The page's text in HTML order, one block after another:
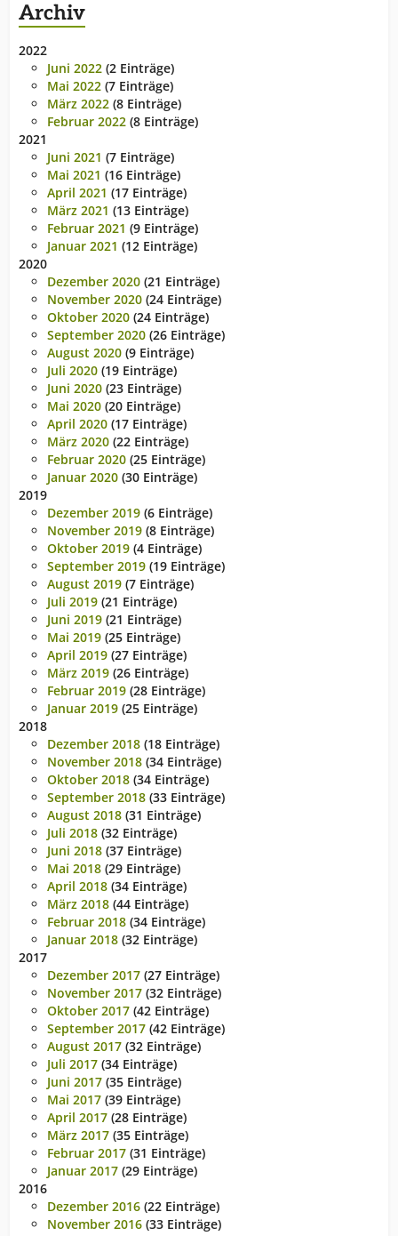
Archiv
2022
Juni 2022 (2 Einträge)
Mai 2022 (7 Einträge)
März 2022 (8 Einträge)
Februar 2022 (8 Einträge)
2021
Juni 2021 (7 Einträge)
Mai 2021 (16 Einträge)
April 2021 (17 Einträge)
März 2021 (13 Einträge)
Februar 2021 (9 Einträge)
Januar 2021 (12 Einträge)
2020
Dezember 2020 (21 Einträge)
November 2020 (24 Einträge)
Oktober 2020 (24 Einträge)
September 2020 (26 Einträge)
August 2020 (9 Einträge)
Juli 2020 (19 Einträge)
Juni 2020 (23 Einträge)
Mai 2020 (20 Einträge)
April 2020 (17 Einträge)
März 2020 (22 Einträge)
Februar 2020 (25 Einträge)
Januar 2020 (30 Einträge)
2019
Dezember 2019 (6 Einträge)
November 2019 (8 Einträge)
Oktober 2019 (4 Einträge)
September 2019 (19 Einträge)
August 2019 (7 Einträge)
Juli 2019 (21 Einträge)
Juni 2019 (21 Einträge)
Mai 2019 (25 Einträge)
April 2019 (27 Einträge)
März 2019 (26 Einträge)
Februar 2019 (28 Einträge)
Januar 2019 (25 Einträge)
2018
Dezember 2018 (18 Einträge)
November 2018 (34 Einträge)
Oktober 2018 (34 Einträge)
September 2018 (33 Einträge)
August 2018 (31 Einträge)
Juli 2018 (32 Einträge)
Juni 2018 (37 Einträge)
Mai 2018 (29 Einträge)
April 2018 (34 Einträge)
März 2018 (44 Einträge)
Februar 2018 (34 Einträge)
Januar 2018 (32 Einträge)
2017
Dezember 2017 (27 Einträge)
November 2017 (32 Einträge)
Oktober 2017 (42 Einträge)
September 2017 (42 Einträge)
August 2017 (32 Einträge)
Juli 2017 (34 Einträge)
Juni 2017 (35 Einträge)
Mai 2017 (39 Einträge)
April 2017 (28 Einträge)
März 2017 (35 Einträge)
Februar 2017 (31 Einträge)
Januar 2017 (29 Einträge)
2016
Dezember 2016 (22 Einträge)
November 2016 (33 Einträge)